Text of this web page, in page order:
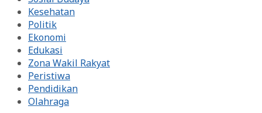
Kesehatan
Politik
Ekonomi
Edukasi
Zona Wakil Rakyat
Peristiwa
Pendidikan
Olahraga